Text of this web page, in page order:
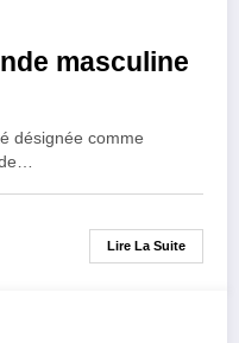
masculine
désignée comme
Lire La Suite